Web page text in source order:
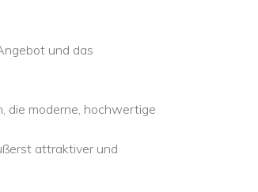
und das
die moderne, hochwertige
attraktiver und